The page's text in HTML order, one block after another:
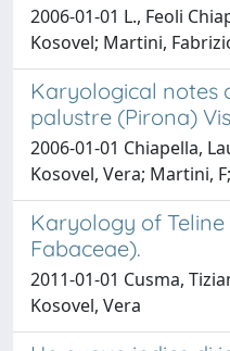
2006-01-01 L., Feoli
Kosovel; Martini,
Karyological notes
palustre (Pirona)
2006-01-01 Chiapella,
Kosovel, Vera; Martini,
Karyology of Teline
Fabaceae).
2011-01-01 Cusma,
Kosovel, Vera